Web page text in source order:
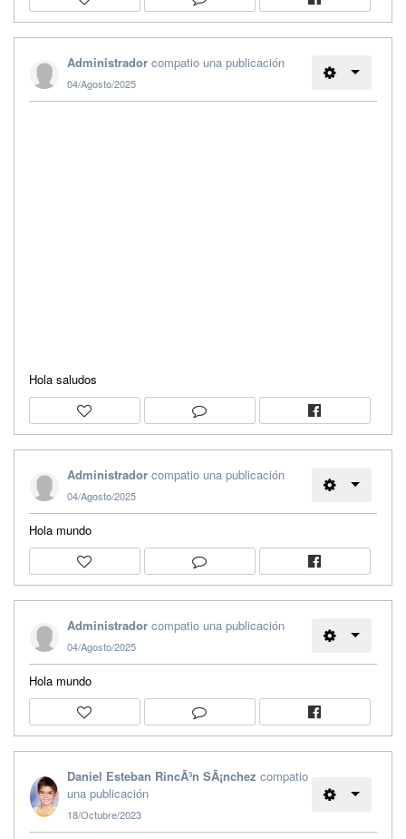
Administrador compatio una publicación
04/Agosto/2025
Hola saludos
Administrador compatio una publicación
04/Agosto/2025
Hola mundo
Administrador compatio una publicación
04/Agosto/2025
Hola mundo
Daniel Esteban RincÃ³n SÃ¡nchez compatio
una publicación
18/Octubre/2023